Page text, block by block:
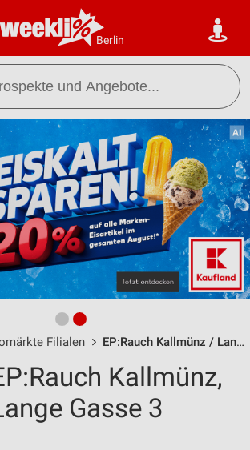
Berlin
Filialen EP:Rauch Kallmünz / Lange Gasse 3 - Öffnungszeiten & Adresse
Kallmünz,
Gasse 3